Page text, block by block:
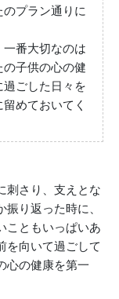
プラン通りに
番大切なのは
子供の心の健
ごした日々を
めておいてく
刺さり、支えとな
り返った時に、
こともいっぱいあ
を向いて過ごして
心の健康を第一